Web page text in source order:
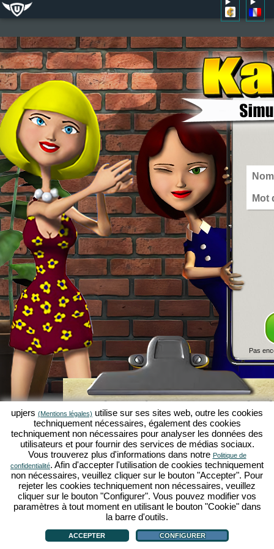
Pas
Simulation économique
jeux par navigateur d'upjers
Kapilands fait partie des meilleursjeux par
véritable jeu rétropour les fans de simulations
upjers, il a été élu "MMO of the Year" et
fans dejeux stratégiques en ligne. Ici, tu peux
économique en tant qu'entrepreneur et faire
simulations économiques!
upjers (Mentions légales) utilise sur ses sites web, outre les cookies
techniquement nécessaires, également des cookies
techniquement non nécessaires pour analyser les données des
utilisateurs et pour fournir des services de médias sociaux.
Vous trouverez plus d'informations dans notre Politique de
confidentialité. Afin d'accepter l'utilisation de cookies techniquement
non nécessaires, veuillez cliquer sur le bouton "Accepter". Pour
rejeter les cookies techniquement non nécessaires, veuillez
cliquer sur le bouton "Configurer". Vous pouvez modifier vos
paramètres à tout moment en utilisant le bouton "Cookie" dans
la barre d'outils.
ACCEPTER CONFIGURER